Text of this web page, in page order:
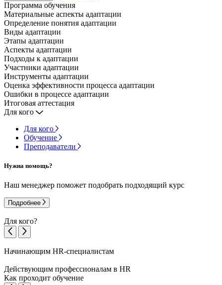
Программа обучения
Материальные аспекты адаптации
Определение понятия адаптации
Виды адаптации
Этапы адаптации
Аспекты адаптации
Подходы к адаптации
Участники адаптации
Инструменты адаптации
Оценка эффективности процесса адаптации
Ошибки в процессе адаптации
Итоговая аттестация
Для кого
Для кого
Обучение
Преподаватели
Нужна помощь?
Наш менеджер поможет подобрать подходящий курс
Подробнее
Для кого?
Начинающим HR-специалистам
Действующим профессионалам в HR
Как проходит обучение